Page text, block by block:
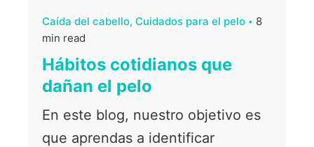
Caída del cabello Cuidados para el pelo
8
min read
Hábitos cotidianos que
dañan el pelo
En este blog, nuestro objetivo es
que aprendas a identificar